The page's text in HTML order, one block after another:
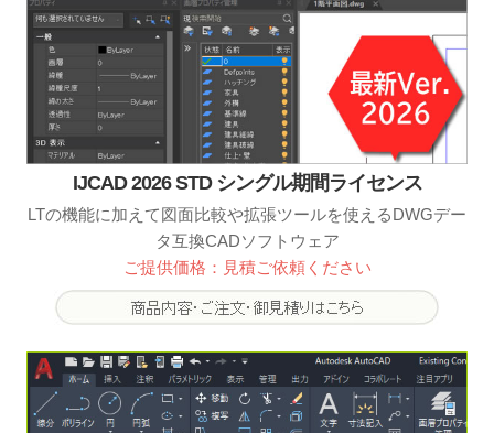
IJCAD 2026 STD シングル期間ライセンス
LTの機能に加えて図面比較や拡張ツールを使えるDWGデー
タ互換CADソフトウェア
ご提供価格：見積ご依頼ください